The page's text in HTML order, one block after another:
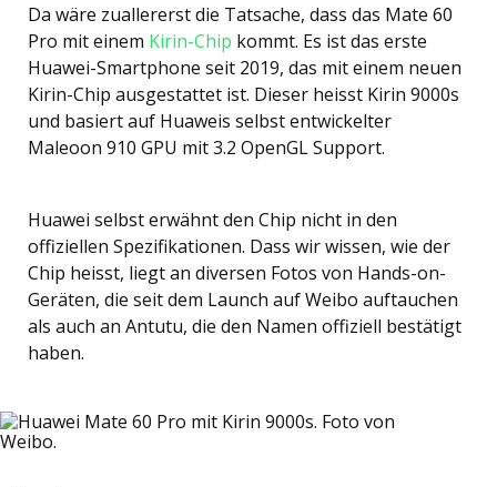
Da wäre zuallererst die Tatsache, dass das Mate 60
Pro mit einem Kirin-Chip kommt. Es ist das erste
Huawei-Smartphone seit 2019, das mit einem neuen
Kirin-Chip ausgestattet ist. Dieser heisst Kirin 9000s
und basiert auf Huaweis selbst entwickelter
Maleoon 910 GPU mit 3.2 OpenGL Support.
Huawei selbst erwähnt den Chip nicht in den
offiziellen Spezifikationen. Dass wir wissen, wie der
Chip heisst, liegt an diversen Fotos von Hands-on-
Geräten, die seit dem Launch auf Weibo auftauchen
als auch an Antutu, die den Namen offiziell bestätigt
haben.